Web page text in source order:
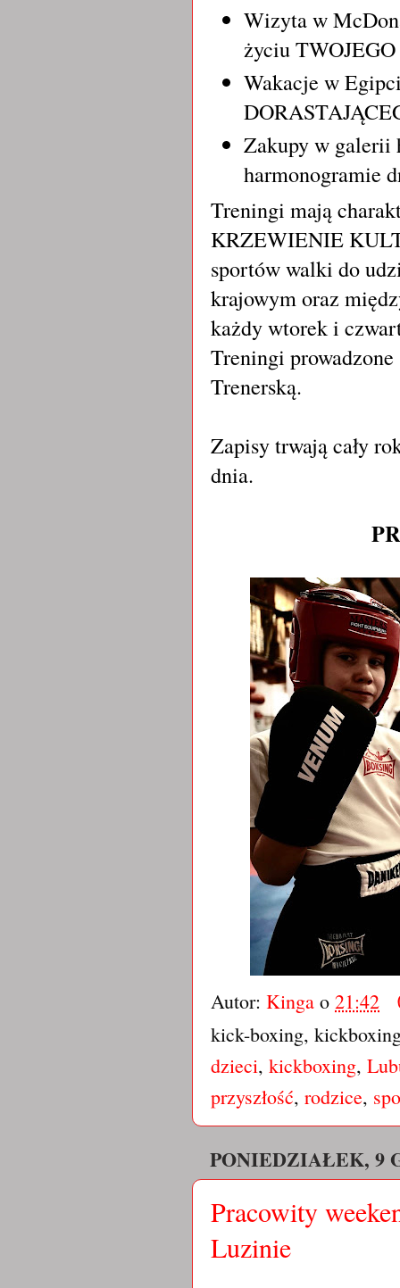
Wizyta w
życiu
Wakacje w
Zakupy w galerii
harmonogramie
Treningi mają
KRZEWIENIE
sportów walki do
krajowym oraz
każdy wtorek i
Treningi
Trenerską.
Zapisy trwają cały
dnia.
Autor: Kinga o 21:42
kick-boxing,
dzieci, kickboxing,
przyszłość, rodzice,
PONIEDZIAŁEK, 9
Pracowity
Luzinie